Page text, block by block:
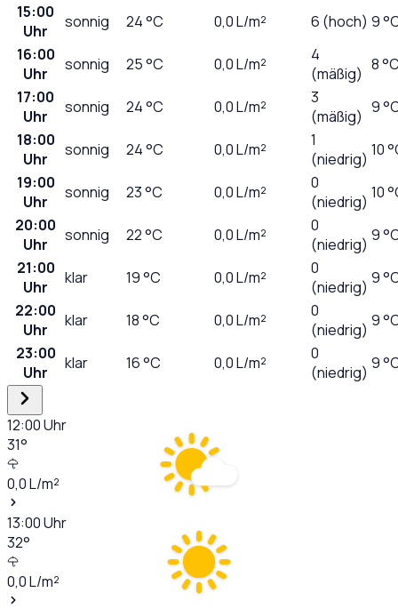
15:00
Uhr
sonnig 24°C 0,0L/m² 6 (hoch) 9
16:00
Uhr
sonnig 25°C 0,0L/m²
4
(mäßig) 8
17:00
Uhr
sonnig 24°C 0,0L/m²
3
(mäßig) 9
18:00
Uhr
sonnig 24°C 0,0L/m²
1
(niedrig) 10
19:00
Uhr
sonnig 23°C 0,0L/m²
0
(niedrig) 10
20:00
Uhr
sonnig 22°C 0,0L/m²
0
(niedrig) 9
21:00
Uhr
klar 19°C 0,0L/m²
0
(niedrig) 9
22:00
Uhr
klar 18°C 0,0L/m²
0
(niedrig) 9
23:00
Uhr
klar 16°C 0,0L/m²
0
(niedrig) 9
12:00Uhr
31°
0,0L/m²
13:00Uhr
32°
0,0L/m²